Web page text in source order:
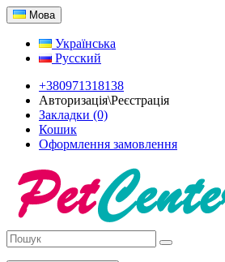
Мова
Українська
Русский
+380971318138
Авторизація\Реєстрація
Закладки (0)
Кошик
Оформлення замовлення